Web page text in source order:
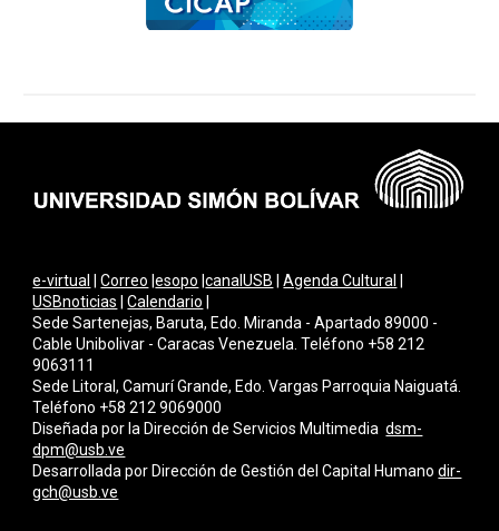
e-virtual |Correo |esopo |canalUSB |Agenda Cultural
USBnoticias |Calendario
Sede Sartenejas, Baruta, Edo. Miranda - Apartado 89000 -
Cable Unibolivar - Caracas Venezuela. Teléfono +58 212
9063111
Sede Litoral, Camurí Grande, Edo. Vargas Parroquia Naiguatá.
Teléfono +58 212 9069000
Diseñada por la Dirección de Servicios Multimediadsm-
dpm@usb.ve
Desarrollada por Dirección de Gestión del Capital Humano dir-
gch@usb.ve